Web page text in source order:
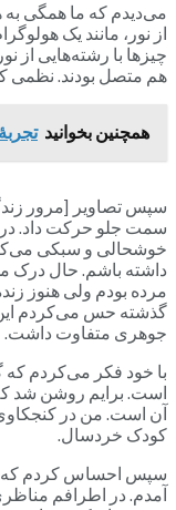
می‌دیدم که ما همگی
از نور، مانند یک
چیزها با رشته‌هایی از
هم متصل بودند. نظمی
همچنین بخوانید
سپس تصاویر [مرور
سمت جلو حرکت داد.
خوشحالی و سبکی
داشته باشم. حال
مرده بودم ولی هنوز
گذشته حس می‌کردم این
جوهری متفاوت داشت.
با خود فکر می‌کردم که
است. برایم روشن شد
آن است. من در
کودک خردسال.
سپس احساس کردم که
آمدم. در اطرافم